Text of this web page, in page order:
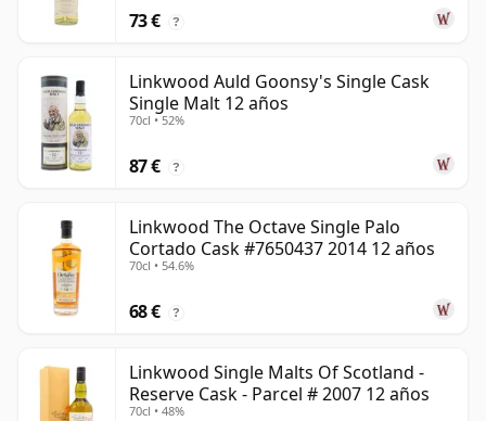
73 € ?
Linkwood Auld Goonsy's Single Cask
Single Malt 12 años
70cl • 52%
87 € ?
Linkwood The Octave Single Palo
Cortado Cask #7650437 2014 12 años
70cl • 54.6%
68 € ?
Linkwood Single Malts Of Scotland -
Reserve Cask - Parcel # 2007 12 años
70cl • 48%